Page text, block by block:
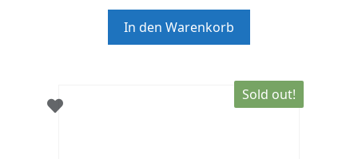
o
f
5
In den Warenkorb
Sold out!